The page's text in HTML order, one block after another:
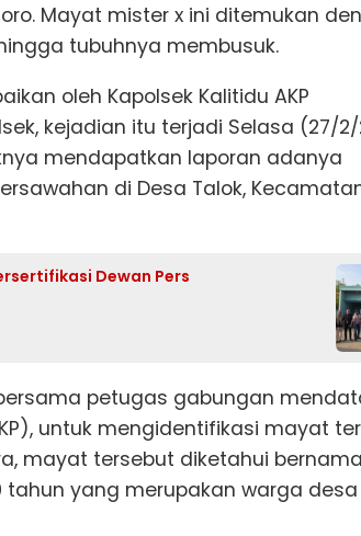
Mayat mister x ini ditemukan
tubuhnya membusuk.
oleh Kapolsek Kalitidu AKP
kejadian itu terjadi Selasa (27/
mendapatkan laporan adanya
di Desa Talok,
Dewan Pers
petugas gabungan
untuk mengidentifikasi mayat
mayat tersebut diketahui bernama
tahun yang merupakan warga desa